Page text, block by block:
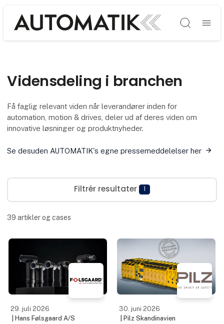
Søg
Vidensdeling i branchen
Få faglig relevant viden når leverandører inden for
automation, motion & drives, deler ud af deres viden om
innovative løsninger og produktnyheder.
Se desuden AUTOMATIK's egne pressemeddelelser her
Filtrér resultater 1
39 artikler og cases
29. juli 2026
| Hans Følsgaard A/S
30. juni 2026
| Pilz Skandinavien